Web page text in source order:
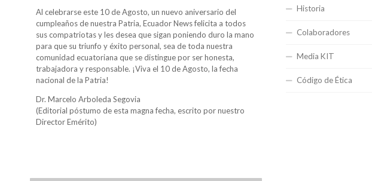
Al celebrarse este 10 de Agosto, un nuevo aniversario del
cumpleaños de nuestra Patria, Ecuador News felicita a todos
sus compatriotas y les desea que sigan poniendo duro la mano
para que su triunfo y éxito personal, sea de toda nuestra
comunidad ecuatoriana que se distingue por ser honesta,
trabajadora y responsable. ¡Viva el 10 de Agosto, la fecha
nacional de la Patria!
Dr. Marcelo Arboleda Segovia
(Editorial póstumo de esta magna fecha, escrito por nuestro
Director Emérito)
Historia
Colaboradores
Media KIT
Código de Ética